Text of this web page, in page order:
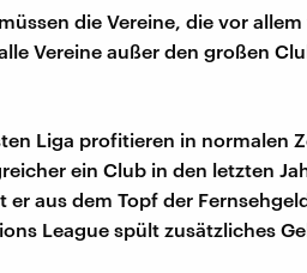
die Vereine, die vor
Vereine außer den großen
Liga profitieren in normalen
ein Club in den letzten
aus dem Topf der
League spült zusätzliches